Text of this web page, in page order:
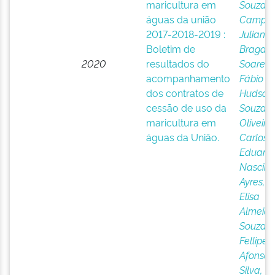
2020
maricultura em
águas da união
2017-2018-2019 :
Boletim de
resultados do
acompanhamento
dos contratos de
cessão de uso da
maricultura em
águas da União.
Souza
Juliana
Soares,
Fábio
Hudson
Souza
Oliveira,
Carlos
Ayres,
Elisa
Souza,
Fellipe
Afonso
Silva,